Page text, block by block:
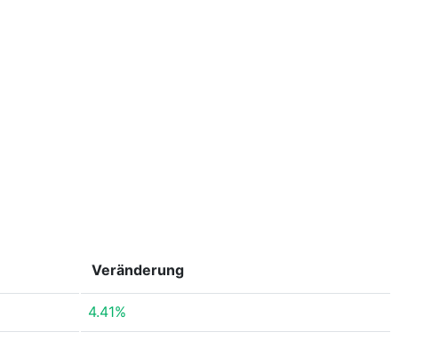
Veränderung
4.41%